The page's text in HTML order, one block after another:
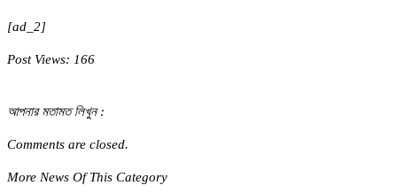
[ad_2]
Post Views: 166
আপনার মতামত লিখুন :
Comments are closed.
More News Of This Category